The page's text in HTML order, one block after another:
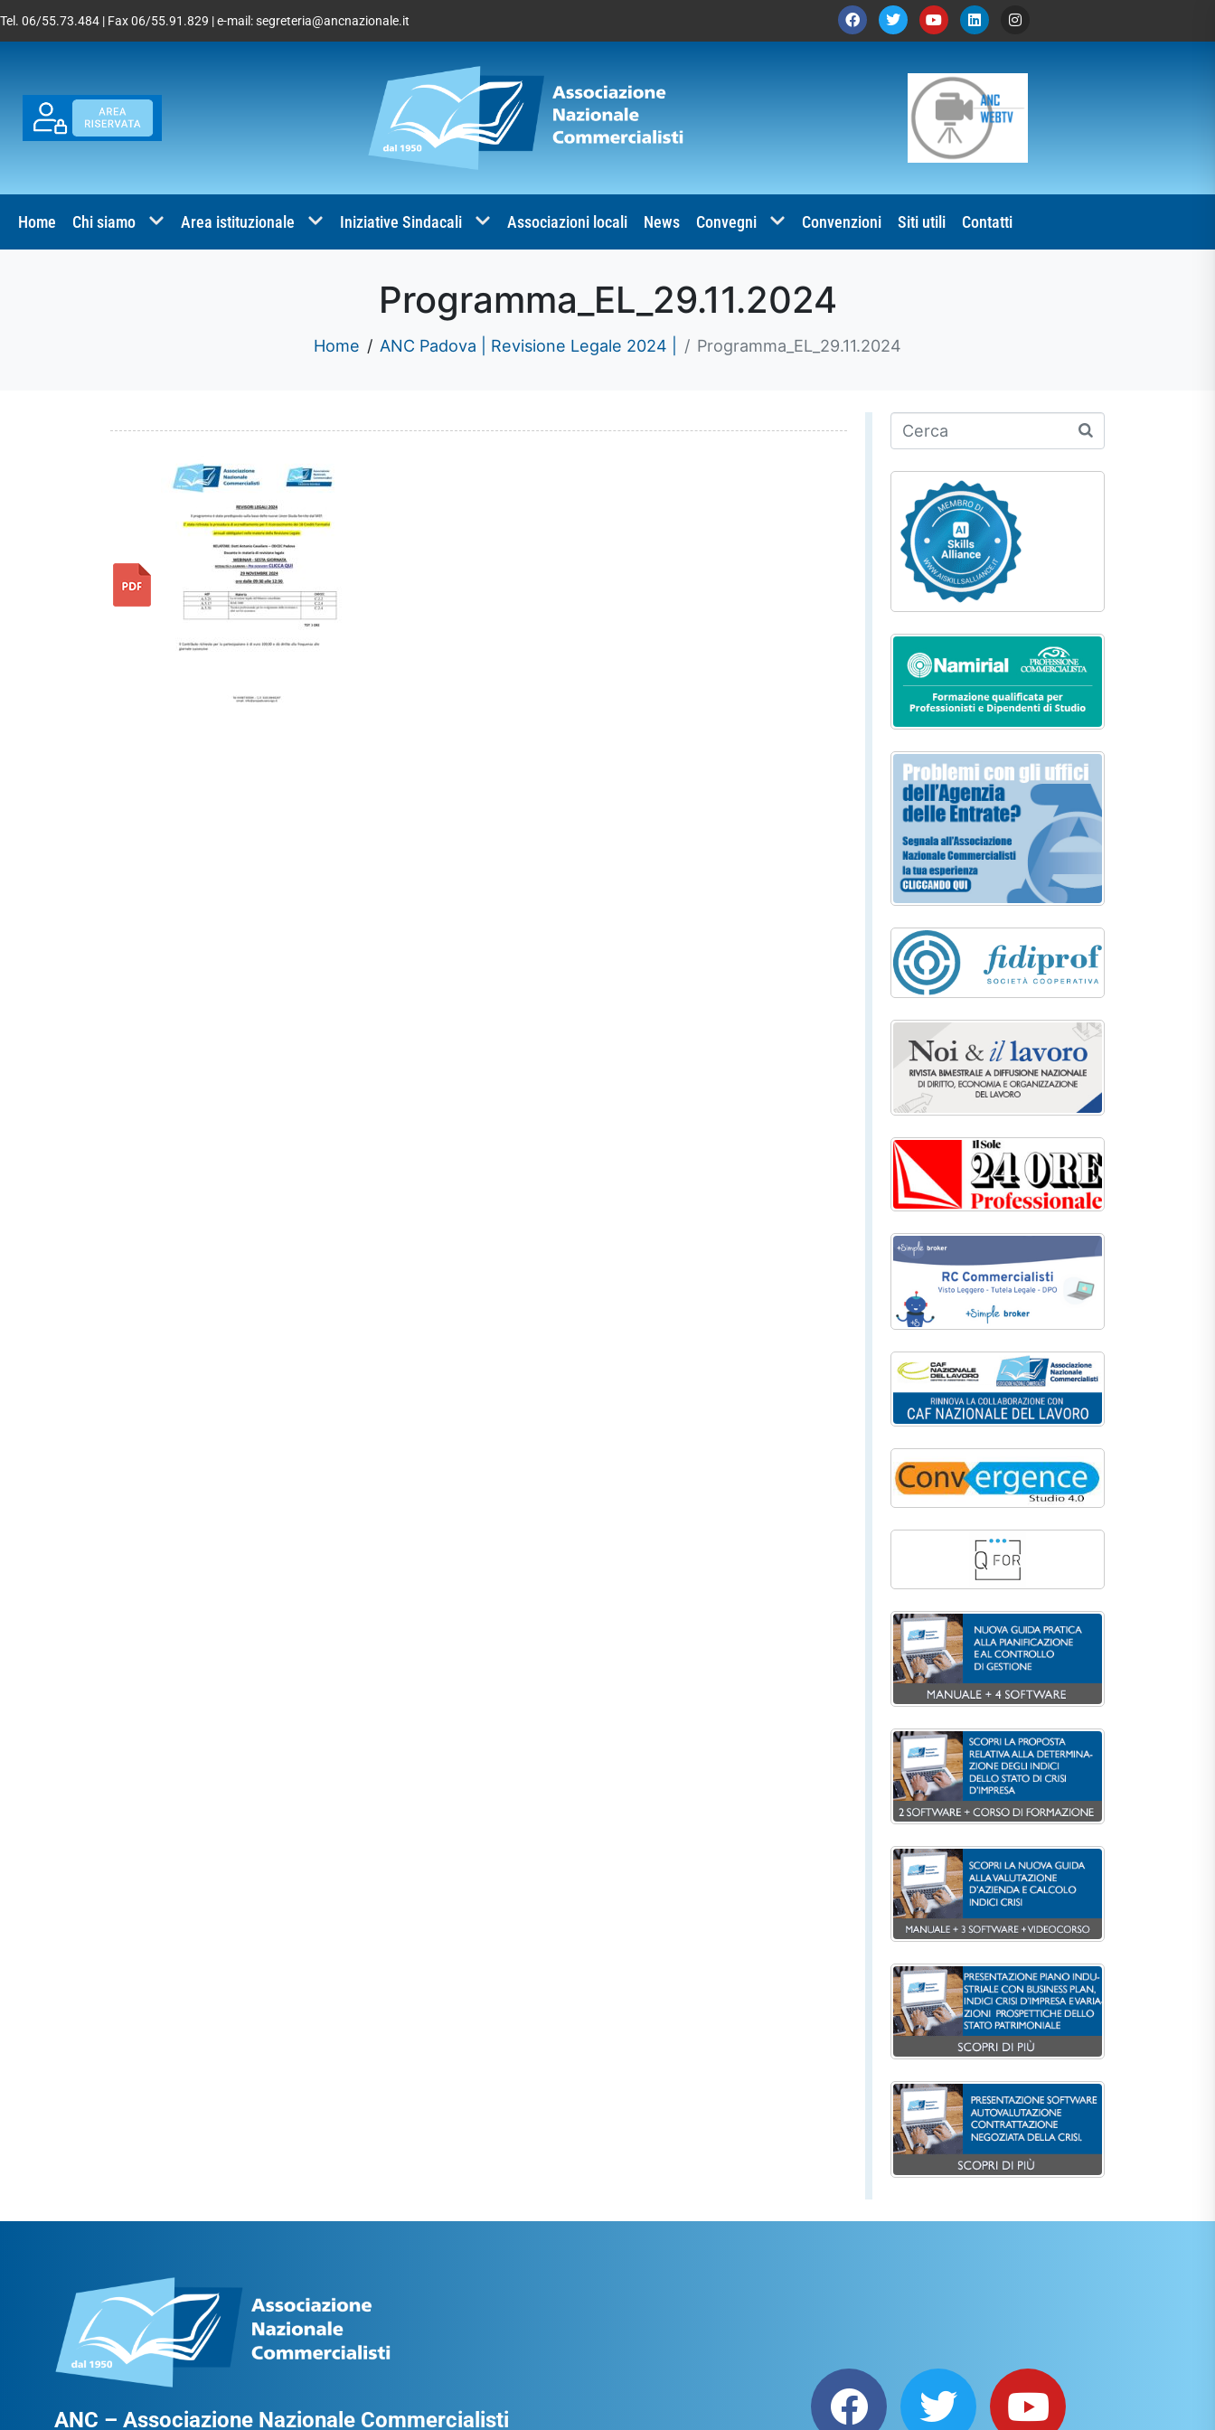
Tel. 06/55.73.484 | Fax 06/55.91.829 | e-mail:segreteria@ancnazionale.it
Home Chi siamo Area istituzionale Iniziative Sindacali Associazioni locali News Convegni Convenzioni Siti utili Contatti
Programma_EL_29.11.2024
Home ANC Padova | Revisione Legale 2024 | Programma_EL_29.11.2024
ANC – Associazione Nazionale Commercialisti